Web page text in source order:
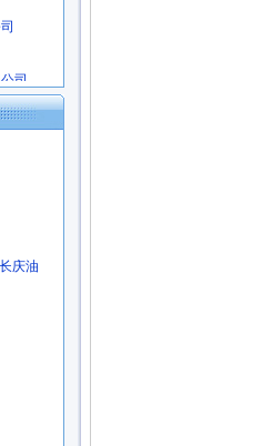
司
公司
限公
有限
公司
庆油